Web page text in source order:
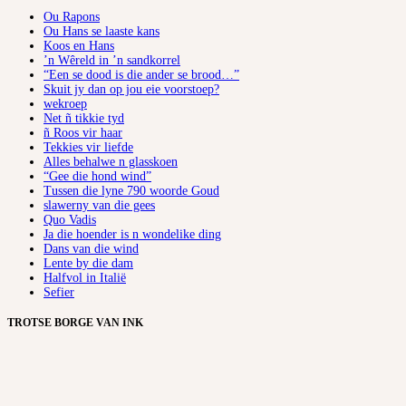
Ou Rapons
Ou Hans se laaste kans
Koos en Hans
’n Wêreld in ’n sandkorrel
“Een se dood is die ander se brood…”
Skuit jy dan op jou eie voorstoep?
wekroep
Net ñ tikkie tyd
ñ Roos vir haar
Tekkies vir liefde
Alles behalwe n glasskoen
“Gee die hond wind”
Tussen die lyne 790 woorde Goud
slawerny van die gees
Quo Vadis
Ja die hoender is n wondelike ding
Dans van die wind
Lente by die dam
Halfvol in Italië
Sefier
TROTSE BORGE VAN INK